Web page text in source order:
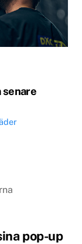
pop-up